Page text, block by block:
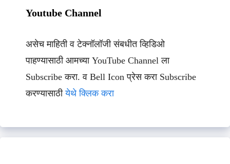
Youtube Channel
असेच माहिती व टेक्नॉलॉजी संबधीत व्हिडिओ
पाहण्यासाठी आमच्या YouTube Channel ला
Subscribe करा. व Bell Icon प्रेस करा Subscribe
करण्यासाठीयेथे क्लिक करा